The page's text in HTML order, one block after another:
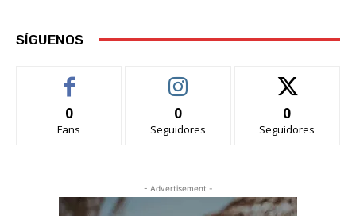
SÍGUENOS
0
Fans
0
Seguidores
0
Seguidores
- Advertisement -